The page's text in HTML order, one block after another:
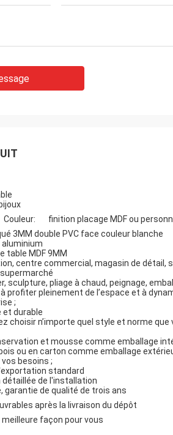
Couleur: finition placage MDF ou
3MM double PVC face couleur blanche
aluminium
table MDF 9MM
centre commercial, magasin de détail,
sculpture, pliage à chaud, peignage,
profiter pleinement de l’espace et à
;
et durable
choisir n’importe quel style et norme que
et mousse comme emballage
ou en carton comme emballage
besoins ;
standard
de l'installation
garantie de qualité de trois ans
après la livraison du dépôt
façon pour vous